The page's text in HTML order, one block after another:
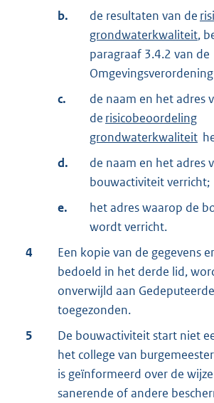
b. de resultaten van de
grondwaterkwaliteit,
paragraaf 3.4.2 van de
c.
de naam en het adres
de risicobeoordeling
grondwaterkwaliteit
d.
de naam en het adres
bouwactiviteit verricht;
e.
het adres waarop de
wordt verricht.
4
Een kopie van de gegevens
bedoeld in het derde lid,
onverwijld aan
toegezonden.
5
De bouwactiviteit start niet
het college van
is geïnformeerd over de
sanerende of andere